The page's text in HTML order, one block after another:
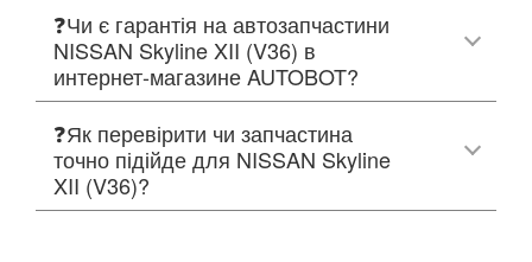
❓Чи є гарантія на автозапчастини
NISSAN Skyline XII (V36) в
интернет-магазине AUTOBOT?
❓Як перевірити чи запчастина
точно підійде для NISSAN Skyline
XII (V36)?